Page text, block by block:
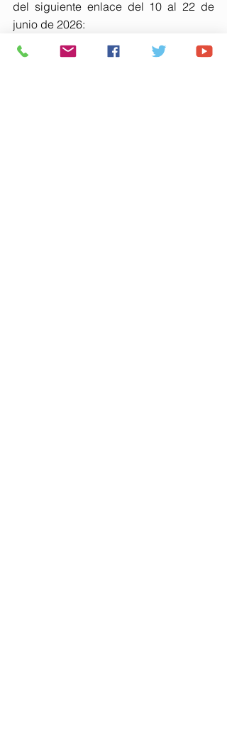
del siguiente enlace del 10 al 22 de
junio de 2026:
https://www.uhu.es/alojamiento/alojami
ento-alternativo